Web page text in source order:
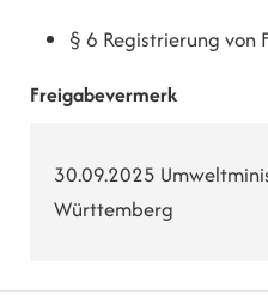
§ 6 Registrierung von
Freigabevermerk
30.09.2025
Württemberg